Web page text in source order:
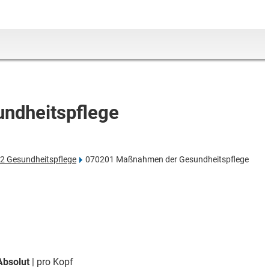
Gesundheitspflege 070201 Maßnahmen der Gesundheitspflege
pro Kopf